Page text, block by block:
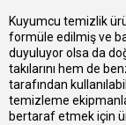
Kuyumcu temizlik
formüle edilmiş ve
duyuluyor olsa da
takılarını hem de
tarafından
temizleme
bertaraf etmek için